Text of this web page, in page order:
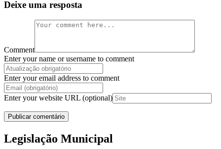
Deixe uma resposta
Comment
Enter your name or username to comment
Enter your email address to comment
Enter your website URL (optional)
Legislação Municipal